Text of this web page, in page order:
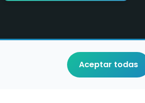
Aceptar todas